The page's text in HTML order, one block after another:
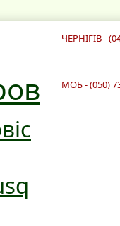
ЧЕРНІГІВ -
МОБ - (050)